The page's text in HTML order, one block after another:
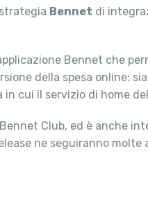
Bennet di
Bennet che
della spesa online:
cui il servizio di home
Club, ed è anche
ne seguiranno